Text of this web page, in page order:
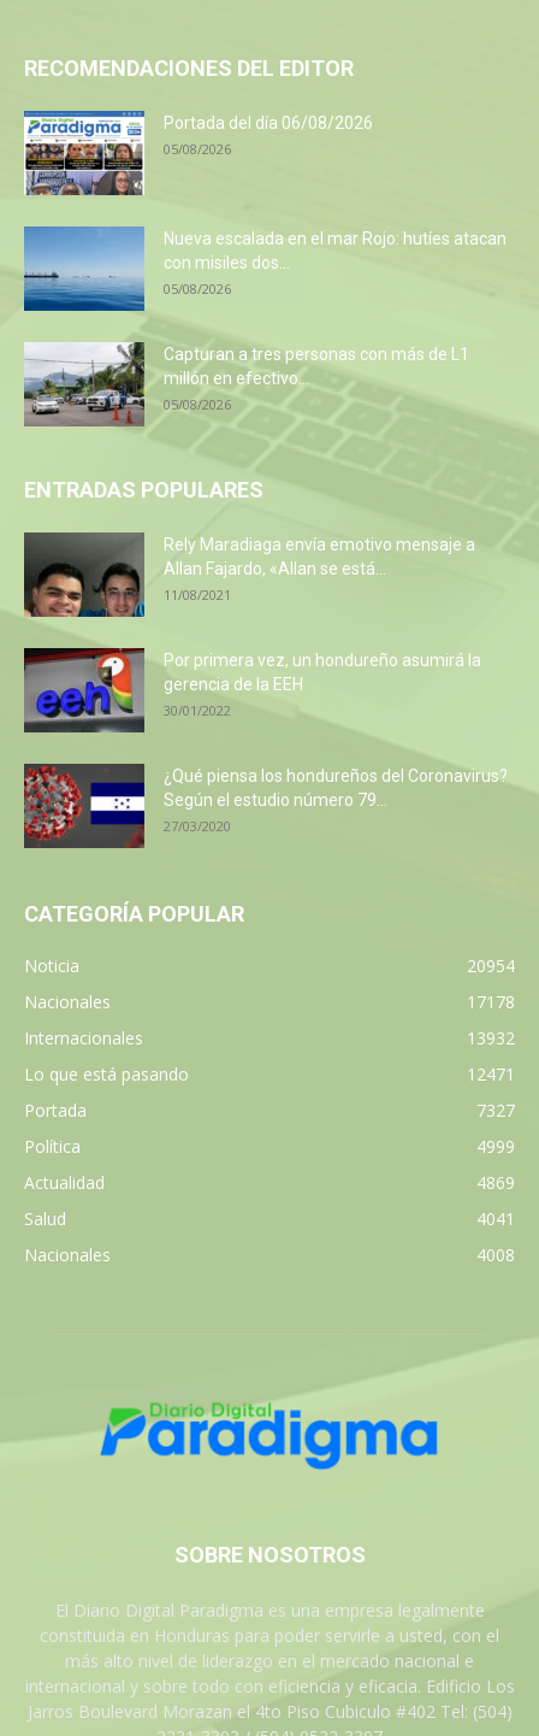
RECOMENDACIONES DEL EDITOR
Portada del día 06/08/2026
05/08/2026
Nueva escalada en el mar Rojo: hutíes atacan
con misiles dos...
05/08/2026
Capturan a tres personas con más de L1
millón en efectivo...
05/08/2026
ENTRADAS POPULARES
Rely Maradiaga envía emotivo mensaje a
Allan Fajardo, «Allan se está...
11/08/2021
Por primera vez, un hondureño asumirá la
gerencia de la EEH
30/01/2022
¿Qué piensa los hondureños del Coronavirus?
Según el estudio número 79...
27/03/2020
CATEGORÍA POPULAR
Noticia
20954
Nacionales
17178
Internacionales
13932
Lo que está pasando
12471
Portada
7327
Política
4999
Actualidad
4869
Salud
4041
Nacionales
4008
SOBRE NOSOTROS
El Diario Digital Paradigma es una empresa legalmente
constituida en Honduras para poder servirle a usted, con el
más alto nivel de liderazgo en el mercado nacional e
internacional y sobre todo con eficiencia y eficacia. Edificio Los
Jarros Boulevard Morazan el 4to Piso Cubiculo #402 Tel: (504)